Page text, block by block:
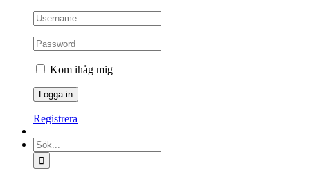
Kom ihåg mig
Registrera
Sök
efter: